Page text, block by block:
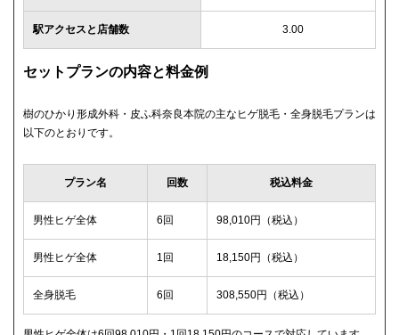
駅アクセスと店舗数 3.00
セットプランの内容と料金例
樹のひかり形成外科・皮ふ科奈良本院の主なヒゲ脱毛・全身脱毛プランは
以下のとおりです。
プラン名 回数 税込料金
男性ヒゲ全体 6回 98,010円（税込）
男性ヒゲ全体 1回 18,150円（税込）
全身脱毛 6回 308,550円（税込）